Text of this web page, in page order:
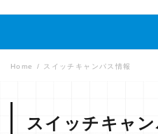
Home スイッチキャンパス情報
スイッチキャ